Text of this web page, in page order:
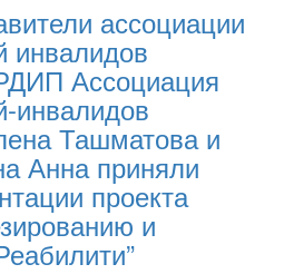
ассоциации
инвалидов
Ассоциация
инвалидов
Ташматова и
Анна приняли
проекта
и